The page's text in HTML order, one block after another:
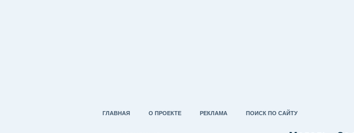
ГЛАВНАЯ О ПРОЕКТЕ РЕКЛАМА ПОИСК ПО САЙТУ